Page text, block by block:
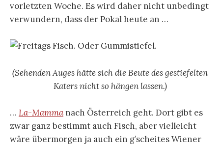
vorletzten Woche. Es wird daher nicht unbedingt
verwundern, dass der Pokal heute an …
(Sehenden Auges hätte sich die Beute des gestiefelten
Katers nicht so hängen lassen.)
… La-Mamma nach Österreich geht. Dort gibt es
zwar ganz bestimmt auch Fisch, aber vielleicht
wäre übermorgen ja auch ein g’scheites Wiener